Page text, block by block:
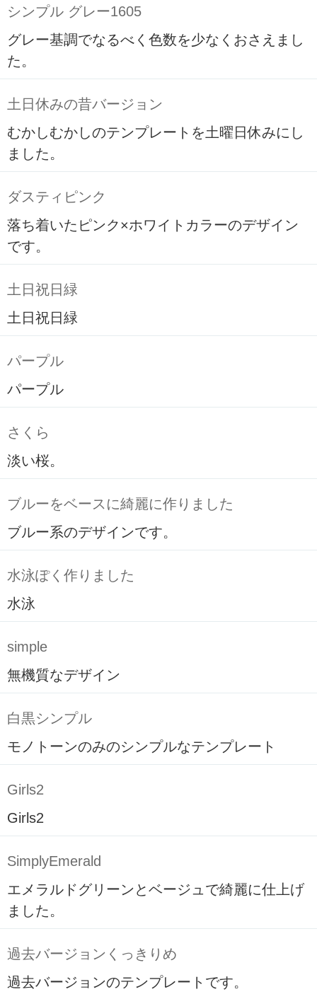
シンプル グレー1605
グレー基調でなるべく色数を少なくおさえまし
た。
土日休みの昔バージョン
むかしむかしのテンプレートを土曜日休みにし
ました。
ダスティピンク
落ち着いたピンク×ホワイトカラーのデザイン
です。
土日祝日緑
土日祝日緑
パープル
パープル
さくら
淡い桜。
ブルーをベースに綺麗に作りました
ブルー系のデザインです。
水泳ぽく作りました
水泳
simple
無機質なデザイン
白黒シンプル
モノトーンのみのシンプルなテンプレート
Girls2
Girls2
SimplyEmerald
エメラルドグリーンとベージュで綺麗に仕上げ
ました。
過去バージョンくっきりめ
過去バージョンのテンプレートです。